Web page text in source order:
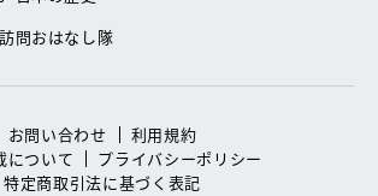
問おはなし隊
お問い合わせ
利用規約
について
プライバシーポリシー
特定商取引法に基づく表記